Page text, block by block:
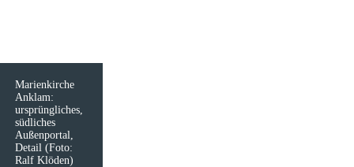
Marienkirche
Anklam:
ursprüngliches,
südliches
Außenportal,
Detail (Foto:
Ralf Klöden)